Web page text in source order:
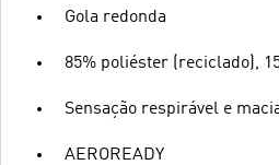
Gola redonda
85% poliéster (reciclado),
Sensação respirável e
AEROREADY